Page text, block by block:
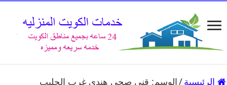
الرئيسية / الوسم: قني صحي هندي غرب الجليب